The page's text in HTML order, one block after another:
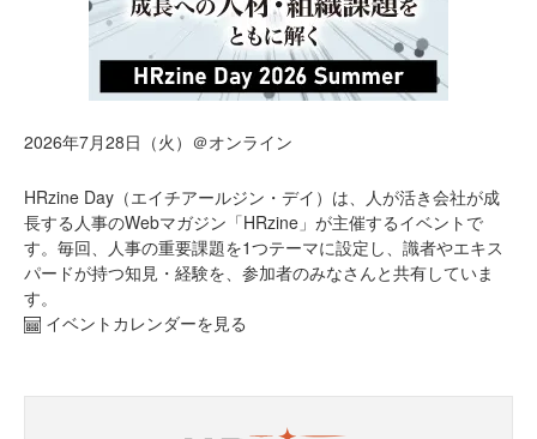
2026年7月28日（火）＠オンライン
HRzine Day（エイチアールジン・デイ）は、人が活き会社が成
長する人事のWebマガジン「HRzine」が主催するイベントで
す。毎回、人事の重要課題を1つテーマに設定し、識者やエキス
パードが持つ知見・経験を、参加者のみなさんと共有していま
す。
イベントカレンダーを見る